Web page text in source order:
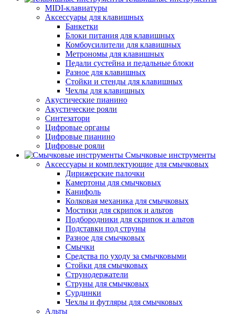
MIDI-клавиатуры
Аксессуары для клавишных
Банкетки
Блоки питания для клавишных
Комбоусилители для клавишных
Метрономы для клавишных
Педали сустейна и педальные блоки
Разное для клавишных
Стойки и стенды для клавишных
Чехлы для клавишных
Акустические пианино
Акустические рояли
Синтезатори
Цифровые органы
Цифровые пианино
Цифровые рояли
Смычковые инструменты
Аксессуары и комплектующие для смычковых
Дирижерские палочки
Камертоны для смычковых
Канифоль
Колковая механика для смычковых
Мостики для скрипок и альтов
Подбородники для скрипок и альтов
Подставки под струны
Разное для смычковых
Смычки
Средства по уходу за смычковыми
Стойки для смычковых
Струнодержатели
Струны для смычковых
Сурдинки
Чехлы и футляры для смычковых
Альты